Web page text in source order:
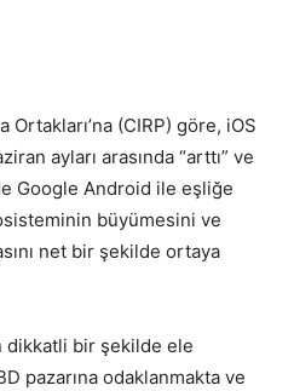
(CIRP) göre, iOS
ayları arasında “arttı” ve
Google Android ile eşliğe
büyümesini ve
net bir şekilde ortaya
dikkatli bir şekilde ele
pazarına odaklanmakta ve